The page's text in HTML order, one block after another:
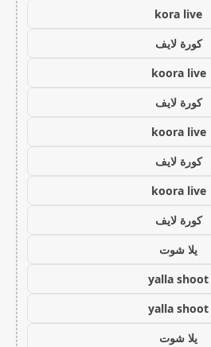
kora live
كورة لايف
koora live
كورة لايف
koora live
كورة لايف
koora live
كورة لايف
يلا شوت
yalla shoot
yalla shoot
يلا شوت